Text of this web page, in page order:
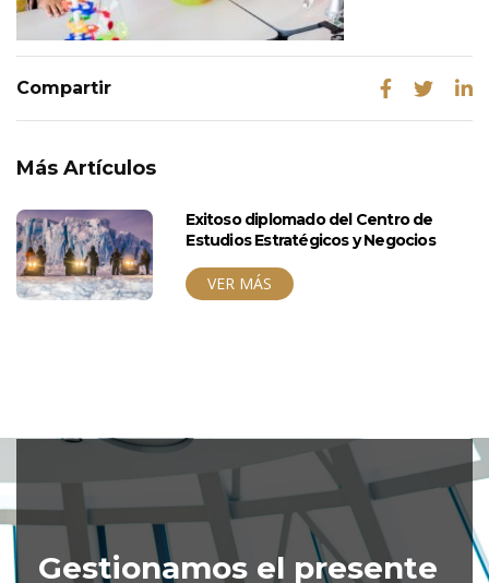
Más Artículos
Exitoso diplomado del Centro de
Estudios Estratégicos y Negocios
VER MÁS
Gestionamos el presente